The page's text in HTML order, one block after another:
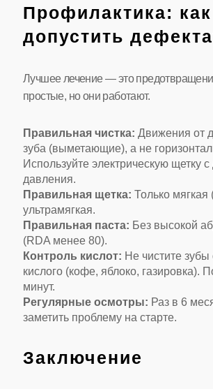
Профилактика:
допустить
Лучшее лечение — это
простые, но они работают.
Правильная чистка: Движения от
зуба (выметающие), а не
Используйте электрическую щетку с
давления.
Правильная щетка: Только мягкая
ультрамягкая.
Правильная паста: Без высокой
(RDA менее 80).
Контроль кислот: Не чистите зубы
кислого (кофе, яблоко, газировка).
минут.
Регулярные осмотры: Раз в 6
заметить проблему на старте.
Заключение